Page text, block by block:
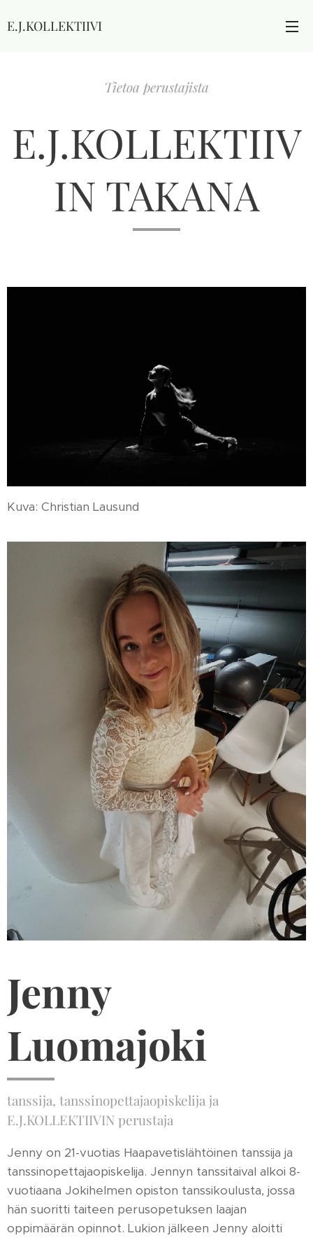
E.J.KOLLEKTIIVI
Tietoa perustajista
E.J.KOLLEKTIIV
IN TAKANA
Kuva: Christian Lausund
Jenny
Luomajoki
tanssija, tanssinopettajaopiskelija ja
E.J.KOLLEKTIIVIN perustaja
Jenny on 21-vuotias Haapavetislähtöinen tanssija ja
tanssinopettajaopiskelija. Jennyn tanssitaival alkoi 8-
vuotiaana Jokihelmen opiston tanssikoulusta, jossa
hän suoritti taiteen perusopetuksen laajan
oppimäärän opinnot. Lukion jälkeen Jenny aloitti